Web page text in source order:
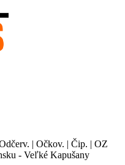
| Očkov. | Čip. | OZ
- Veľké Kapušany